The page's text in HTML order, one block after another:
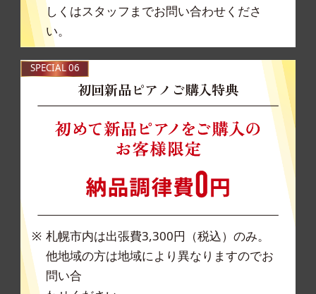
しくはスタッフまでお問い合わせくださ
い。
SPECIAL 06
初回新品ピアノご購入特典
札幌市内は出張費3,300円（税込）のみ。
他地域の方は地域により異なりますのでお
問い合